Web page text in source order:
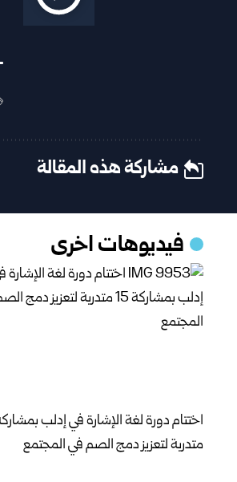
مشاركة هذه المقالة
فيديوهات اخرى
متدربة لتعزيز دمج الصم في المجتمع